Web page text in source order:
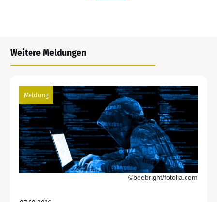
Weitere Meldungen
Meldung
©beebright/fotolia.com